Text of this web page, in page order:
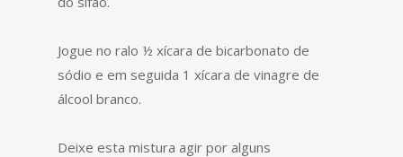
Jogue no ralo ½ xícara de bicarbonato de
sódio e em seguida 1 xícara de vinagre de
álcool branco.
Deixe esta mistura agir por alguns